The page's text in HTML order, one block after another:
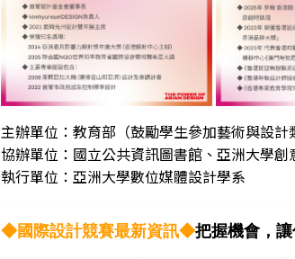
主辦單位：教育部（鼓勵學生參加藝術與設計
協辦單位：國立公共資訊圖書館、亞洲大學
執行單位：亞洲大學數位媒體設計學系
◆國際設計競賽最新資訊◆把握機會，